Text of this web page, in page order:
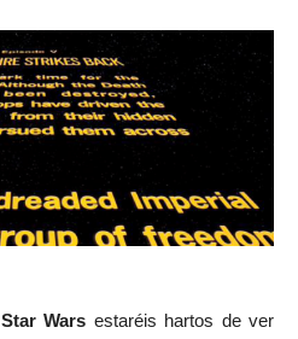
Star Wars estaréis hartos de ver